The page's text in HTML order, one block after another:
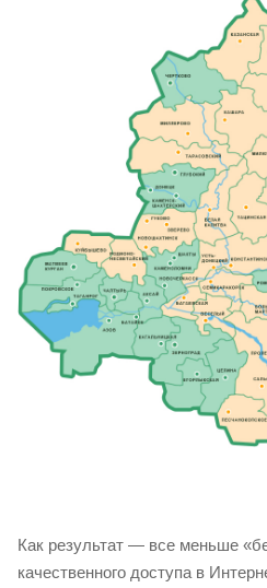
Как результат — все меньше
качественного доступа в